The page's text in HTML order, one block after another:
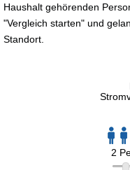
Haushalt gehörenden
"Vergleich starten" und
Standort.
2